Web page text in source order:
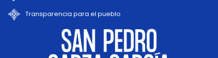
Transparencia para el pueblo